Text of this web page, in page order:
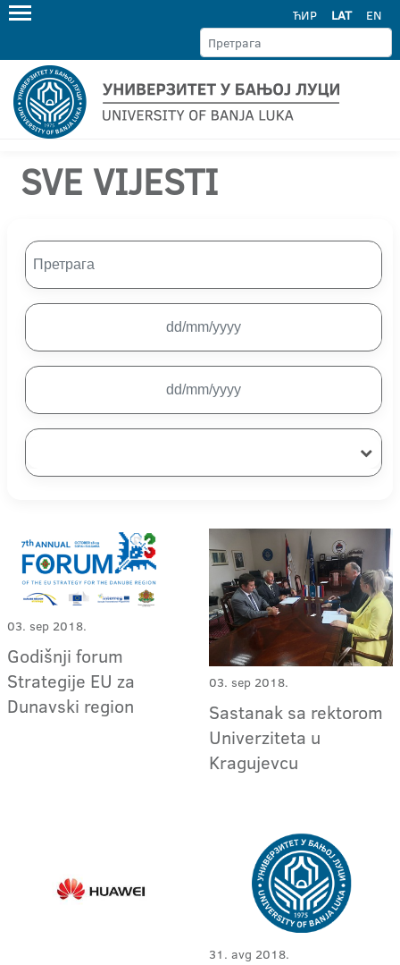
ЋИР LAT EN
SVE VIJESTI
03. sep 2018.
Godišnji forum
Strategije EU za
Dunavski region
03. sep 2018.
Sastanak sa rektorom
Univerziteta u
Kragujevcu
31. avg 2018.